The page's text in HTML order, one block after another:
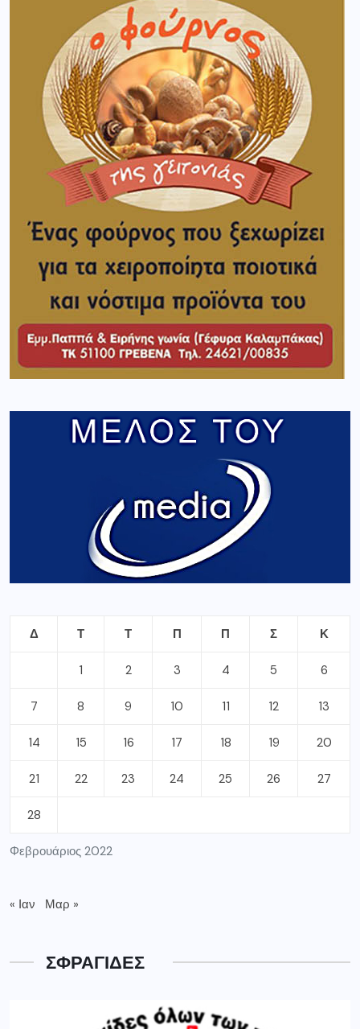
Φεβρουάριος 2022
Δ Τ Τ Π Π Σ Κ
1 2 3 4 5 6
7 8 9 10 11 12 13
14 15 16 17 18 19 20
21 22 23 24 25 26 27
28
« Ιαν Μαρ »
ΣΦΡΑΓΙΔΕΣ